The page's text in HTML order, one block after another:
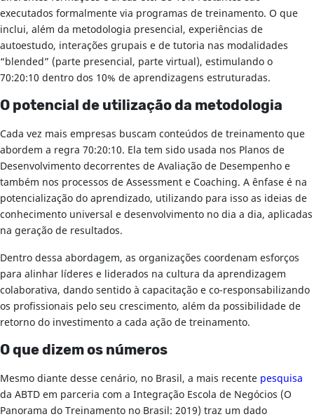
executados formalmente via programas de treinamento. O que
inclui, além da metodologia presencial, experiências de
autoestudo, interações grupais e de tutoria nas modalidades
“blended” (parte presencial, parte virtual), estimulando o
70:20:10 dentro dos 10% de aprendizagens estruturadas.
O potencial de utilização da metodologia
Cada vez mais empresas buscam conteúdos de treinamento que
abordem a regra 70:20:10. Ela tem sido usada nos Planos de
Desenvolvimento decorrentes de Avaliação de Desempenho e
também nos processos de Assessment e Coaching. A ênfase é na
potencialização do aprendizado, utilizando para isso as ideias de
conhecimento universal e desenvolvimento no dia a dia, aplicadas
na geração de resultados.
Dentro dessa abordagem, as organizações coordenam esforços
para alinhar líderes e liderados na cultura da aprendizagem
colaborativa, dando sentido à capacitação e co-responsabilizando
os profissionais pelo seu crescimento, além da possibilidade de
retorno do investimento a cada ação de treinamento.
O que dizem os números
Mesmo diante desse cenário, no Brasil, a mais recente pesquisa
da ABTD em parceria com a Integração Escola de Negócios (O
Panorama do Treinamento no Brasil: 2019) traz um dado